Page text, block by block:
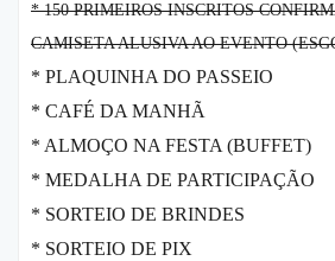
* 150 PRIMEIROS INSCRITOS
CAMISETA ALUSIVA AO EVENTO
* PLAQUINHA DO PASSEIO
* CAFÉ DA MANHÃ
* ALMOÇO NA FESTA (BUFFET)
* MEDALHA DE PARTICIPAÇÃO
* SORTEIO DE BRINDES
* SORTEIO DE PIX